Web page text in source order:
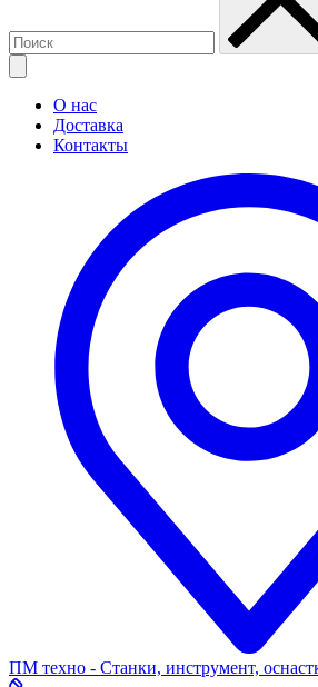
О нас
Доставка
Контакты
ПМ техно - Станки, инструмент,